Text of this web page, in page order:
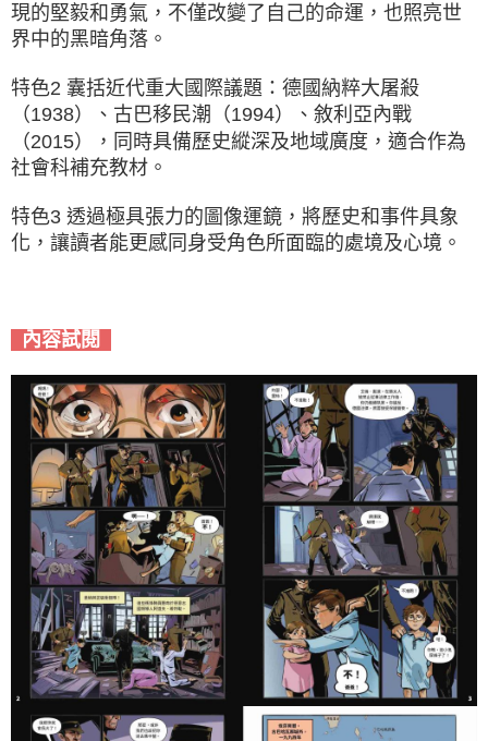
現的堅毅和勇氣，不僅改變了自己的命運，也照亮世
界中的黑暗角落。
特色2 囊括近代重大國際議題：德國納粹大屠殺
（1938）、古巴移民潮（1994）、敘利亞內戰
（2015），同時具備歷史縱深及地域廣度，適合作為
社會科補充教材。
特色3 透過極具張力的圖像運鏡，將歷史和事件具象
化，讓讀者能更感同身受角色所面臨的處境及心境。
內容試閱